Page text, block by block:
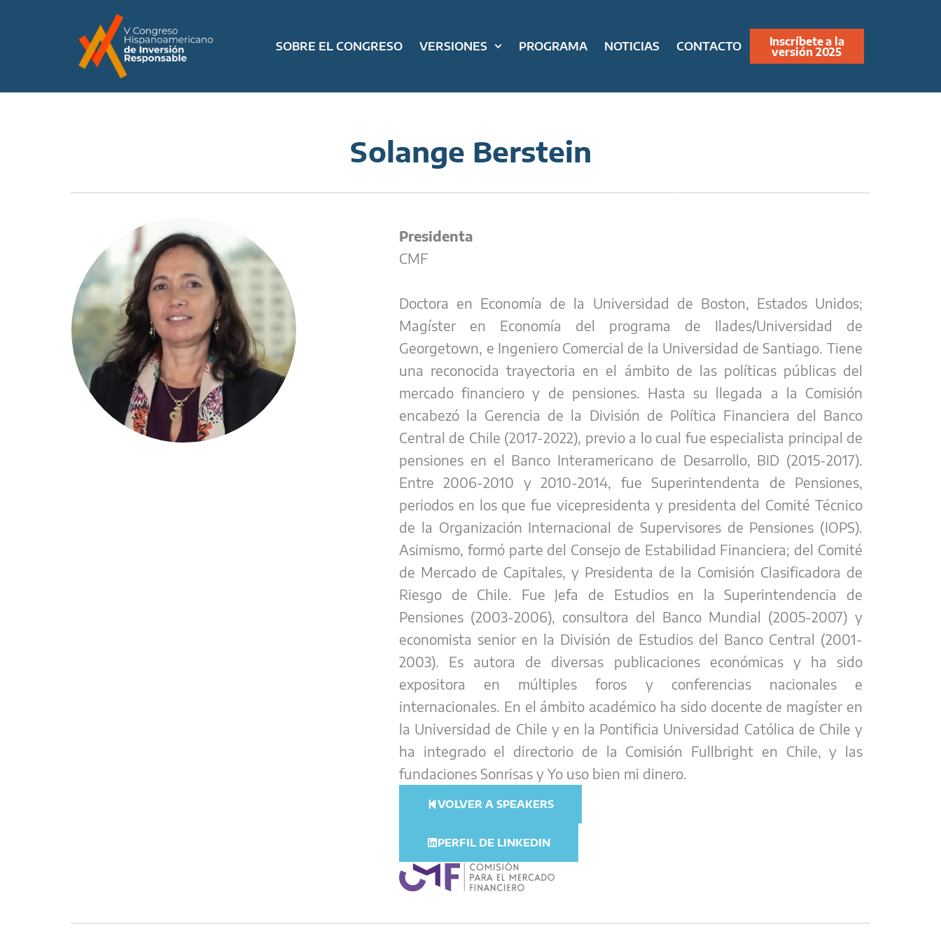
SOBRE EL CONGRESO VERSIONES PROGRAMA NOTICIAS CONTACTO Inscríbete a la
versión 2025
Solange Berstein
Presidenta
CMF
Doctora en Economía de la Universidad de Boston, Estados Unidos;
Magíster en Economía del programa de Ilades/Universidad de
Georgetown, e Ingeniero Comercial de la Universidad de Santiago. Tiene
una reconocida trayectoria en el ámbito de las políticas públicas del
mercado financiero y de pensiones. Hasta su llegada a la Comisión
encabezó la Gerencia de la División de Política Financiera del Banco
Central de Chile (2017-2022), previo a lo cual fue especialista principal de
pensiones en el Banco Interamericano de Desarrollo, BID (2015-2017).
Entre 2006-2010 y 2010-2014, fue Superintendenta de Pensiones,
periodos en los que fue vicepresidenta y presidenta del Comité Técnico
de la Organización Internacional de Supervisores de Pensiones (IOPS).
Asimismo, formó parte del Consejo de Estabilidad Financiera; del Comité
de Mercado de Capitales, y Presidenta de la Comisión Clasificadora de
Riesgo de Chile. Fue Jefa de Estudios en la Superintendencia de
Pensiones (2003-2006), consultora del Banco Mundial (2005-2007) y
economista senior en la División de Estudios del Banco Central (2001-
2003). Es autora de diversas publicaciones económicas y ha sido
expositora en múltiples foros y conferencias nacionales e
internacionales. En el ámbito académico ha sido docente de magíster en
la Universidad de Chile y en la Pontificia Universidad Católica de Chile y
ha integrado el directorio de la Comisión Fullbright en Chile, y las
fundaciones Sonrisas y Yo uso bien mi dinero.
VOLVER A SPEAKERS
PERFIL DE LINKEDIN